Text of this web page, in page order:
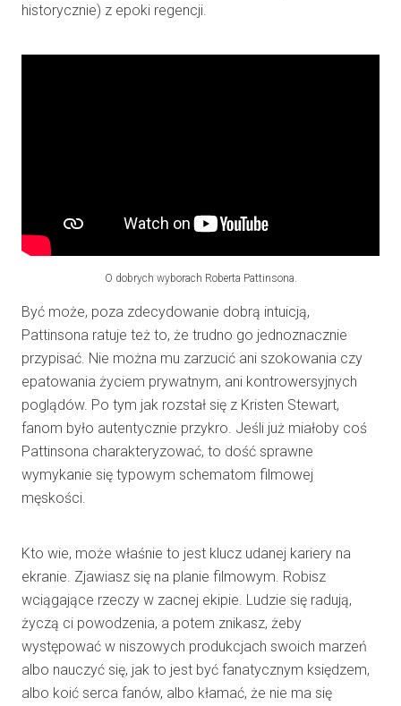
historycznie) z epoki regencji.
O dobrych wyborach Roberta Pattinsona.
Być może, poza zdecydowanie dobrą intuicją,
Pattinsona ratuje też to, że trudno go jednoznacznie
przypisać. Nie można mu zarzucić ani szokowania czy
epatowania życiem prywatnym, ani kontrowersyjnych
poglądów. Po tym jak rozstał się z Kristen Stewart,
fanom było autentycznie przykro. Jeśli już miałoby coś
Pattinsona charakteryzować, to dość sprawne
wymykanie się typowym schematom filmowej
męskości.
Kto wie, może właśnie to jest klucz udanej kariery na
ekranie. Zjawiasz się na planie filmowym. Robisz
wciągające rzeczy w zacnej ekipie. Ludzie się radują,
życzą ci powodzenia, a potem znikasz, żeby
występować w niszowych produkcjach swoich marzeń
albo nauczyć się, jak to jest być fanatycznym księdzem,
albo koić serca fanów, albo kłamać, że nie ma się